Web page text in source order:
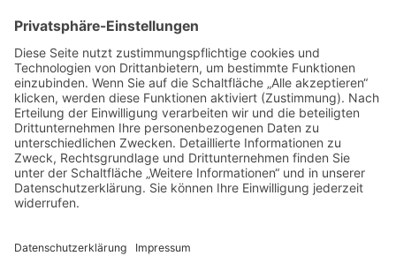
Die Neumann Honorarberatung ist ein
unabhängiges Beratungsunternehmen für
Geldanleger
Naunynstraße 80
10997 Berlin
Telefon +49 (0) 152 01 80 35 39